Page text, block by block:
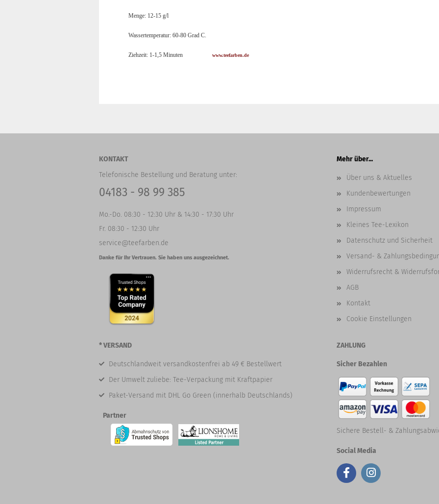
Menge: 12-15 g/l
Wassertemperatur: 60-80 Grad C.
Ziehzeit: 1-1,5 Minuten www.teefarben.de
KONTAKT
Telefonische Bestellung und Beratung unter:
04183 - 98 99 385
Mo.-Do. 08:30 - 12:30 Uhr & 14:30 - 17:30 Uhr
Fr. 08:30 - 12:30 Uhr
service@teefarben.de
Danke für Ihr Vertrauen. Sie haben uns ausgezeichnet.
Mehr über...
Über uns & Aktuelles
Kundenbewertungen
Impressum
Kleines Tee-Lexikon
Datenschutz und Sicherheit
Versand- &
Widerrufsrecht &
AGB
Kontakt
Cookie Einstellungen
* VERSAND
Deutschlandweit versandkostenfrei ab 49 € Bestellwert
Der Umwelt zuliebe: Tee-Verpackung mit Kraftpapier
Paket-Versand mit DHL Go Green (innerhalb Deutschlands)
Partner
ZAHLUNG
Sicher Bezahlen
Sichere Bestell- &
Social Media